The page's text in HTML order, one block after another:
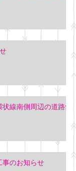
線南側周辺の道路舗
事のお知らせ